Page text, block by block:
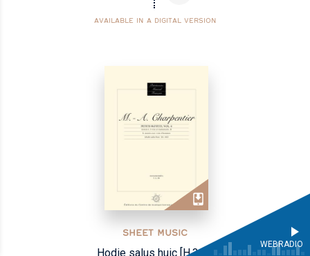
AVAILABLE IN A DIGITAL VERSION
SHEET MUSIC
Hodie salus huic [H.340]
WEBRADIO